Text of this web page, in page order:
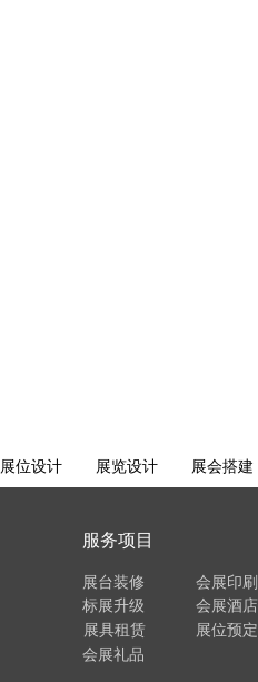
展位预定
会展酒店
会展礼品
展具租赁
标展升级
展台装修
服务项目
会展印刷
展位设计 展览设计 展会搭建